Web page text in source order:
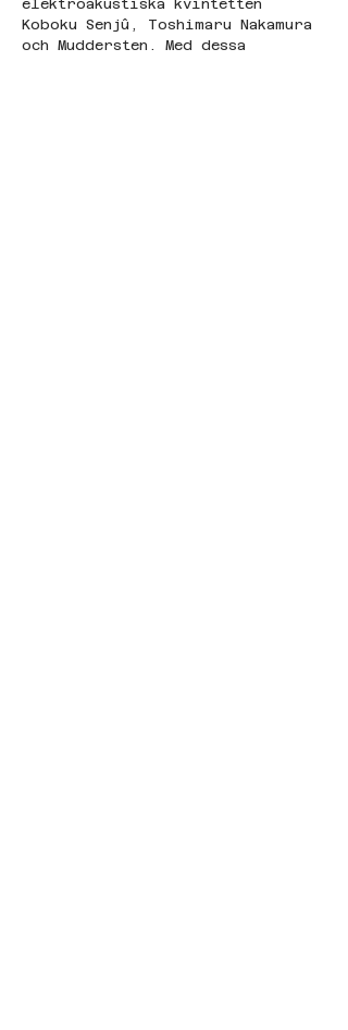
elektroakustiska kvintetten
Koboku Senjû, Toshimaru Nakamura
och Muddersten. Med dessa